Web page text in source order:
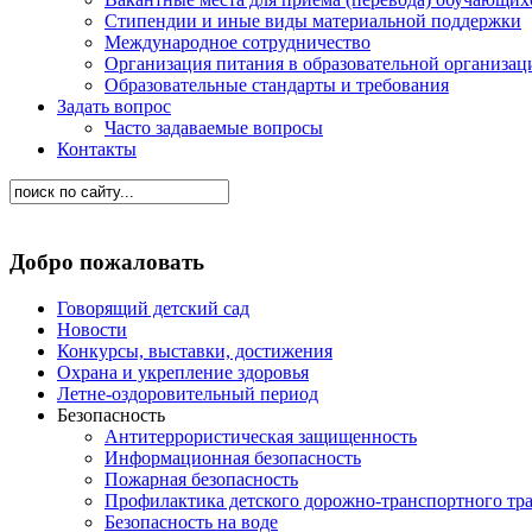
Стипендии и иные виды материальной поддержки
Международное сотрудничество
Организация питания в образовательной
Образовательные стандарты и требования
Задать вопрос
Часто задаваемые вопросы
Контакты
Добро пожаловать
Говорящий детский сад
Новости
Конкурсы, выставки, достижения
Охрана и укрепление здоровья
Летне-оздоровительный период
Безопасность
Антитеррористическая защищенность
Информационная безопасность
Пожарная безопасность
Профилактика детского дорожно-транспортного
Безопасность на воде